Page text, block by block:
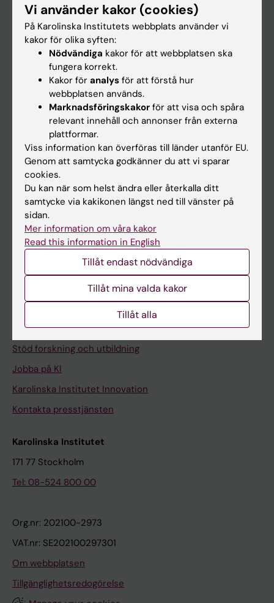
På gång
Nyheter
Kalender
Schema
Studentmejlen
Kurs- och programwebbar
Student på KI
Medarbetarportalen
Universitetsbiblioteket
Stöd forskning och utbildning
Jobba på KI
Karolinska Institutet Innovation
Kontakta presstjänsten
Karolinska Institutet
171 77 Stockholm
Tel: 08-524 800 00
Org.nr: 202100-2973
VAT.nr: SE202100297301
Om webbplatsen
Tillgänglighetsredogörelse
Vi använder kakor (cookies)
På Karolinska Institutets webbplats använder vi
kakor för olika syften:
Nödvändiga kakor för att webbplatsen ska
fungera korrekt.
Kakor för analys för att förstå hur
webbplatsen används.
Marknadsföringskakor för att visa och spåra
relevant innehåll och annonser från externa
plattformar.
Viss information kan överföras till länder utanför EU.
Genom att samtycka godkänner du att vi sparar
cookies.
Du kan när som helst ändra eller återkalla ditt
samtycke via kakikonen längst ned till vänster på
sidan.
Mer information om våra kakor
Read this information in English
Tillåt endast nödvändiga
Tillåt mina valda kakor
Tillåt alla